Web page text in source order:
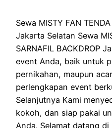
Sewa MISTY FAN
Jakarta Selatan Sewa
SARNAFIL BACKDROP
event Anda, baik untuk
pernikahan, maupun
perlengkapan event
Selanjutnya Kami
kokoh, dan siap pakai
Anda. Selamat datang di